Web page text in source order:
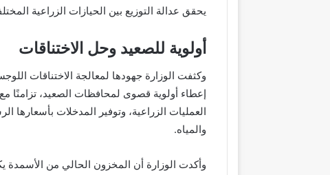
يحقق عدالة التوزيع بين الحيازات الزراعية
أولوية للصعيد وحل الاختناقات
وكثفت الوزارة جهودها لمعالجة الاختناقات
إعطاء أولوية قصوى لمحافظات الصعيد، تزامنًا
العمليات الزراعية، وتوفير المدخلات
والمياه.
وأكدت الوزارة أن المخزون الحالي من